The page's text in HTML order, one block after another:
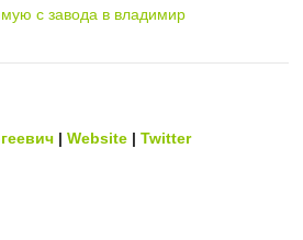
с завода в владимир
|Website |Twitter